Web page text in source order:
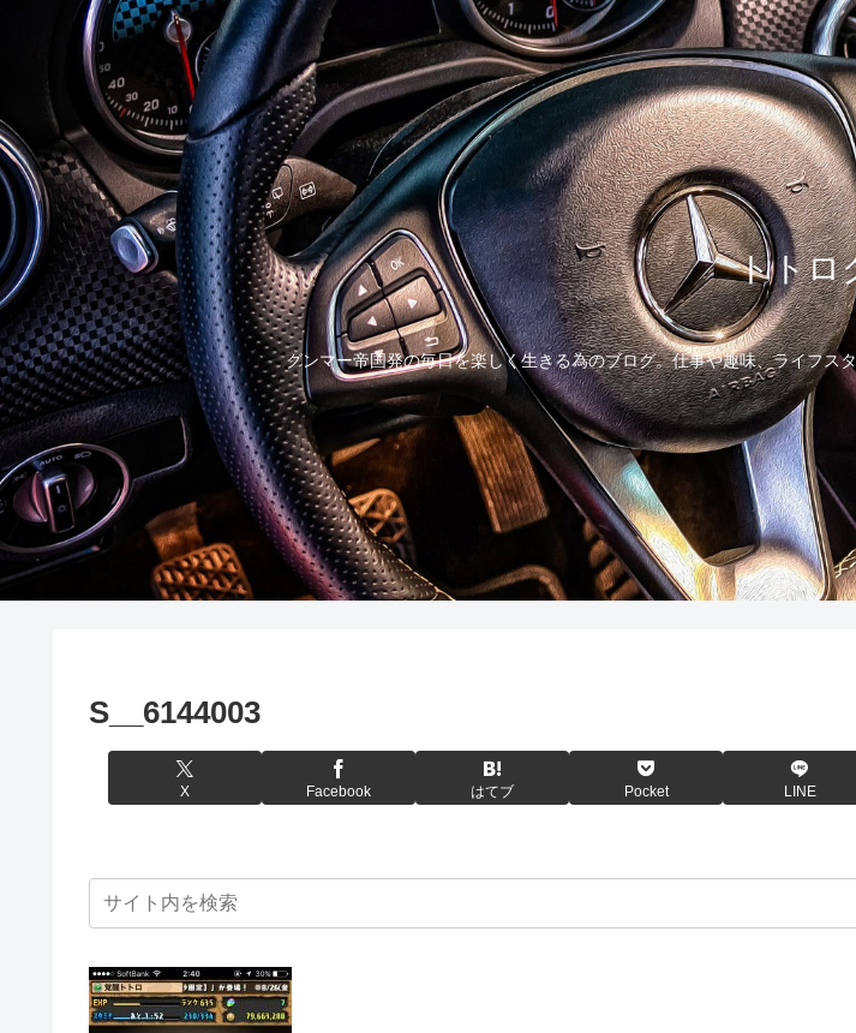
トトロ
グンマー帝国発の毎日を楽しく生きる為のブログ。仕事や趣味、ライフス
S__6144003
X Facebook はてブ Pocket LINE